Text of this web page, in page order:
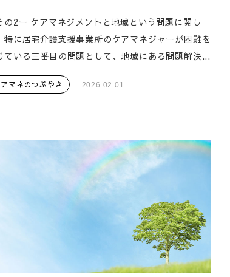
の2ー ケアマネジメントと地域という問題に関し
特に居宅介護支援事業所のケアマネジャーが困難を
ている三番目の問題として、地域にある問題解決...
マネのつぶやき 2026.02.01